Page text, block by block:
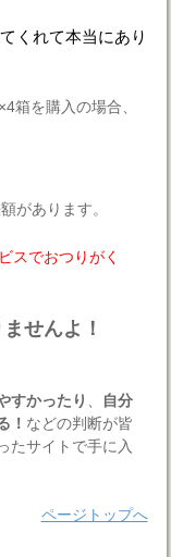
くれて本当にあり
箱を購入の場合、
があります。
スでおつりがく
せんよ！
すかったり
自分
！ などの判断が皆
たサイトで手に入
ページトップへ